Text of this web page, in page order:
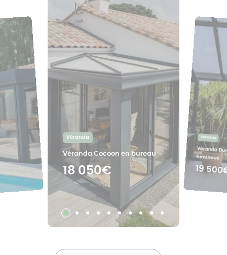
18 050€
Véranda Cocoon en bureau
Véranda
19
Véranda
lumineux
Véranda